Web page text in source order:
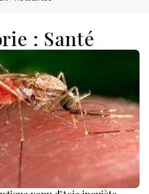
: Santé